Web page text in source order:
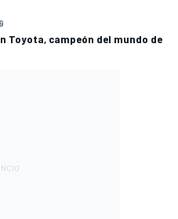
Toyota, campeón del mundo de